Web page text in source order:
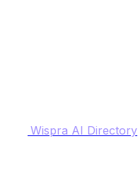
Wispra AI Directory